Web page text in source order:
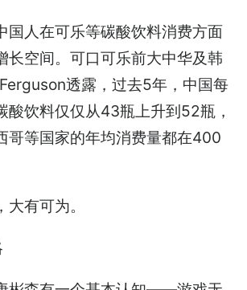
国人在可乐等碳酸饮料消费方面
长空间。可口可乐前大中华及韩
透露，过去5年，中国每
酸饮料仅仅从43瓶上升到52瓶，
哥等国家的年均消费量都在400
有可为。